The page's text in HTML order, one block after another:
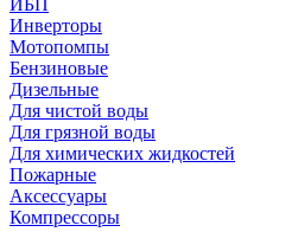
ИБП
Инверторы
Мотопомпы
Бензиновые
Дизельные
Для чистой воды
Для грязной воды
Для химических жидкостей
Пожарные
Аксессуары
Компрессоры